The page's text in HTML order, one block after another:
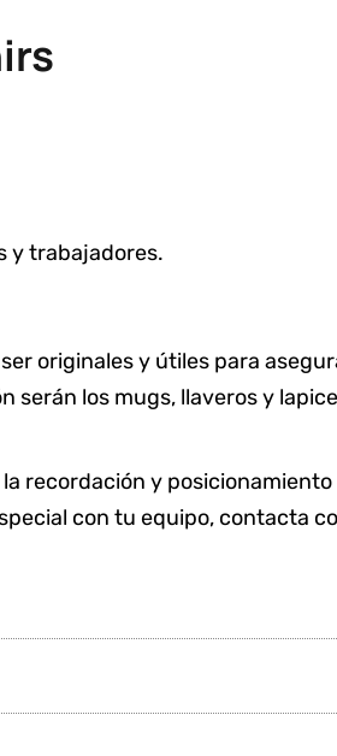
y trabajadores.
originales y útiles para
serán los mugs, llaveros y
recordación y
con tu equipo, contacta